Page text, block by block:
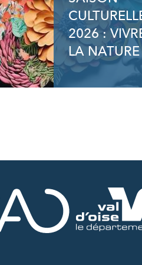
2026 :
LA NATURE